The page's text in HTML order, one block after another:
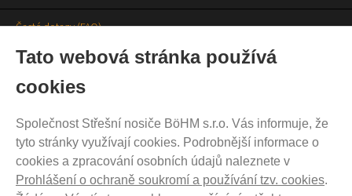
Tato webová stránka používá
cookies
Společnost Střešní nosiče BöHM s.r.o. Vás informuje, že
tyto stránky využívají cookies. Podrobnější informace o
cookies a zpracování osobních údajů naleznete v
Prohlášení o ochraně soukromí a používání tzv. cookies.
Časté dotazy (FAQ)
Prodejny
Aktuality
Kontakty
Ochrana soukromí